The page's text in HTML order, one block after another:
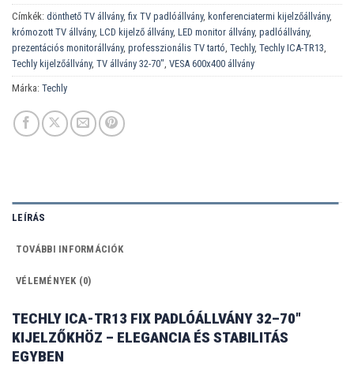
Címkék: dönthető TV állvány, fix TV padlóállvány, konferenciatermi kijelzőállvány,
krómozott TV állvány, LCD kijelző állvány, LED monitor állvány, padlóállvány,
prezentációs monitorállvány, professzionális TV tartó, Techly, Techly ICA-TR13,
Techly kijelzőállvány, TV állvány 32-70", VESA 600x400 állvány
Márka: Techly
LEÍRÁS
TOVÁBBI INFORMÁCIÓK
VÉLEMÉNYEK (0)
TECHLY ICA-TR13 FIX PADLÓÁLLVÁNY 32–70″
KIJELZŐKHÖZ – ELEGANCIA ÉS STABILITÁS
EGYBEN